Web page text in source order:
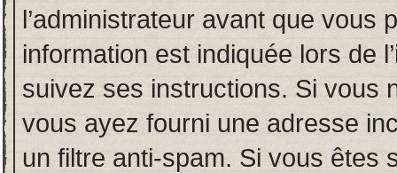
l’administrateur avant que vous
information est indiquée lors de
suivez ses instructions. Si vous
vous ayez fourni une adresse
un filtre anti-spam. Si vous êtes